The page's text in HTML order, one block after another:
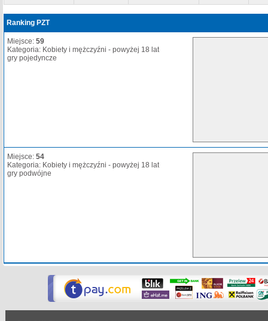
Ranking PZT
Miejsce: 59
Kategoria: Kobiety i mężczyźni - powyżej 18 lat
gry pojedyncze
Miejsce: 54
Kategoria: Kobiety i mężczyźni - powyżej 18 lat
gry podwójne